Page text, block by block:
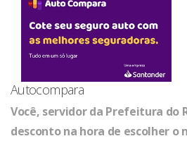
Autocompara
Você, servidor da Prefeitura do
desconto na hora de escolher o